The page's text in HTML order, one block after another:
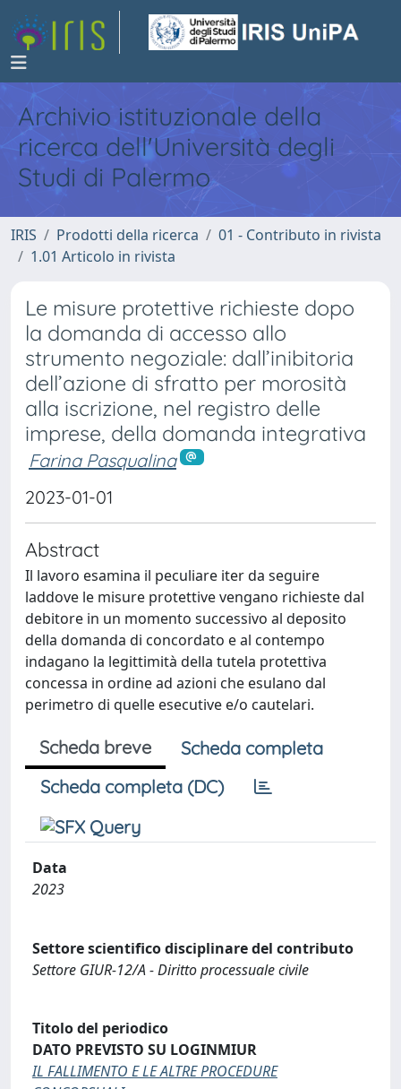
Archivio istituzionale della
ricerca dell'Università degli
Studi di Palermo
IRIS Prodotti della ricerca
01 - Contributo in rivista
1.01 Articolo in rivista
Le misure protettive richieste dopo
la domanda di accesso allo
strumento negoziale: dall’inibitoria
dell’azione di sfratto per morosità
alla iscrizione, nel registro delle
imprese, della domanda integrativa
Farina Pasqualina
2023-01-01
Abstract
Il lavoro esamina il peculiare iter da seguire
laddove le misure protettive vengano richieste dal
debitore in un momento successivo al deposito
della domanda di concordato e al contempo
indagano la legittimità della tutela protettiva
concessa in ordine ad azioni che esulano dal
perimetro di quelle esecutive e/o cautelari.
Scheda breve
Scheda completa
Scheda completa (DC)
Data
2023
Settore scientifico disciplinare del contributo
Settore GIUR-12/A - Diritto processuale civile
Titolo del periodico
DATO PREVISTO SU LOGINMIUR
IL FALLIMENTO E LE ALTRE PROCEDURE